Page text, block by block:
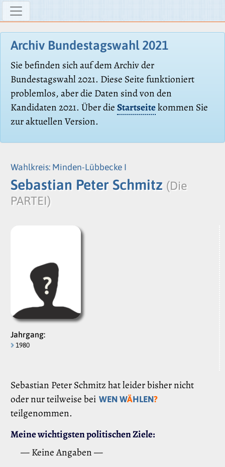
Archiv Bundestagswahl 2021
Sie befinden sich auf dem Archiv der
Bundestagswahl 2021. Diese Seite funktioniert
problemlos, aber die Daten sind von den
Kandidaten 2021. Über dieStartseitekommen Sie
zur aktuellen Version.
Wahlkreis: Minden-Lübbecke I
Sebastian Peter Schmitz (Die
PARTEI)
Jahrgang:
1980
Sebastian Peter Schmitz hat leider bisher nicht
oder nur teilweise bei WEN WÄHLEN?
teilgenommen.
Meine wichtigsten politischen Ziele:
— Keine Angaben —